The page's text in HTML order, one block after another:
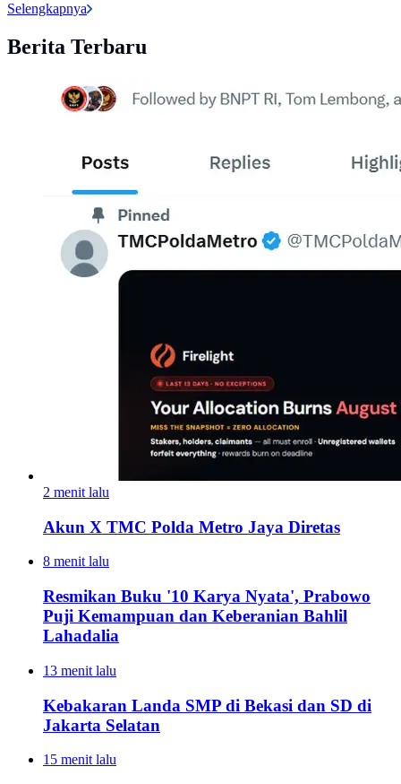
Selengkapnya
Berita Terbaru
2 menit lalu
Akun X TMC Polda Metro Jaya Diretas
8 menit lalu
Resmikan Buku '10 Karya Nyata', Prabowo
Puji Kemampuan dan Keberanian Bahlil
Lahadalia
13 menit lalu
Kebakaran Landa SMP di Bekasi dan SD di
Jakarta Selatan
15 menit lalu